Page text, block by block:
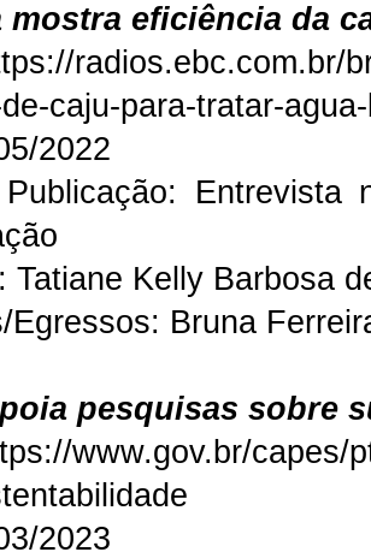
mostra eficiência da
radios.ebc.com.br/
caju-para-tratar-
2022
Tatiane Kelly Barbosa
Egressos: Bruna
pesquisas sobre
www.gov.br/capes/
2023